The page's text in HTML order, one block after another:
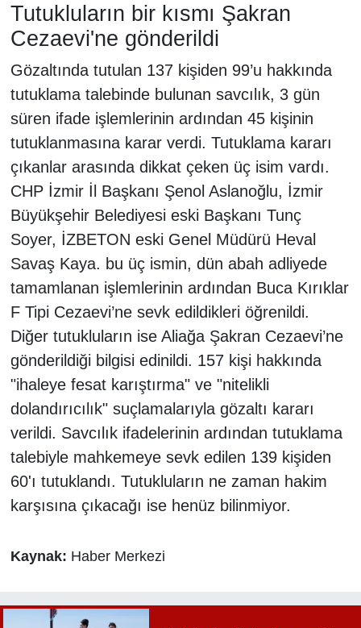
Tutukluların bir kısmı Şakran
Cezaevi'ne gönderildi
Gözaltında tutulan 137 kişiden 99’u hakkında
tutuklama talebinde bulunan savcılık, 3 gün
süren ifade işlemlerinin ardından 45 kişinin
tutuklanmasına karar verdi. Tutuklama kararı
çıkanlar arasında dikkat çeken üç isim vardı.
CHP İzmir İl Başkanı Şenol Aslanoğlu, İzmir
Büyükşehir Belediyesi eski Başkanı Tunç
Soyer, İZBETON eski Genel Müdürü Heval
Savaş Kaya. bu üç ismin, dün abah adliyede
tamamlanan işlemlerinin ardından Buca Kırıklar
F Tipi Cezaevi’ne sevk edildikleri öğrenildi.
Diğer tutukluların ise Aliağa Şakran Cezaevi’ne
gönderildiği bilgisi edinildi. 157 kişi hakkında
"ihaleye fesat karıştırma" ve "nitelikli
dolandırıcılık" suçlamalarıyla gözaltı kararı
verildi. Savcılık ifadelerinin ardından tutuklama
talebiyle mahkemeye sevk edilen 139 kişiden
60'ı tutuklandı. Tutukluların ne zaman hakim
karşısına çıkacağı ise henüz bilinmiyor.
Kaynak: Haber Merkezi